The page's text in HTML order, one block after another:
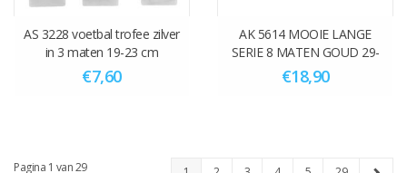
AS 3228 voetbal trofee zilver
in 3 maten 19-23 cm
€7,60
AK 5614 MOOIE LANGE
SERIE 8 MATEN GOUD 29-
45.5 cm
€18,90
Pagina 1 van 29